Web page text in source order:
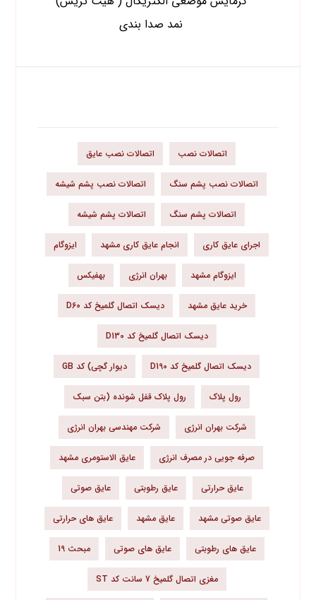
نمد صدا بندی
اتصالات نصب اتصالات نصب عایق
اتصالات نصب پشم سنگ اتصالات نصب پشم شیشه
اتصالات پشم سنگ اتصالات پشم شیشه
اجرای عایق کاری انجام عایق کاری مشهد ایزوگام
ایزوگام مشهد بهران انرژی بهفیکس
خرید عایق مشهد دیسک اتصال گلمیخ کد D60
دیسک اتصال گلمیخ کد D130
دیسک اتصال گلمیخ کد D190 دیوار گچی) کد GB
رول پلاک رول پلاک قفل شونده (بتن سبک
شرکت بهران انرژی شرکت مهندسی بهران انرژی
صرفه جویی در مصرف انرژی عایق الاستومری مشهد
عایق حرارتی عایق رطوبتی عایق صوتی
عایق صوتی مشهد عایق مشهد عایق های حرارتی
عایق های رطوبتی عایق های صوتی مبحث 19
مغزی اتصال گلمیخ 7 سانت کد ST